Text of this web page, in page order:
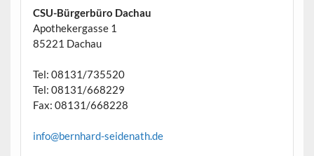
CSU-Bürgerbüro Dachau
Apothekergasse 1
85221 Dachau
Tel: 08131/735520
Tel: 08131/668229
Fax: 08131/668228
info@bernhard-seidenath.de